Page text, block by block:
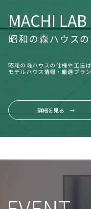
MACHI LAB
昭和の森ハウス
昭和の森ハウスの仕様や工法
モデルハウス情報・厳選プラ
詳細を見る →